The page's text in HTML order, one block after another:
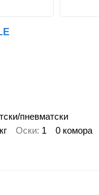
пневматски
Оски 1 0 комора